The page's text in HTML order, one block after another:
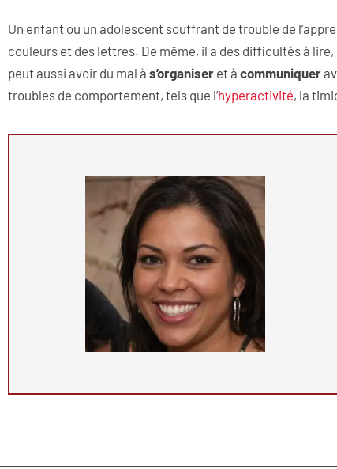
Un enfant ou un adolescent souffrant de trouble de
couleurs et des lettres. De même, il a des difficultés à
peut aussi avoir du mal à s’organiser et à communiquer
troubles de comportement, tels que l’hyperactivité, la